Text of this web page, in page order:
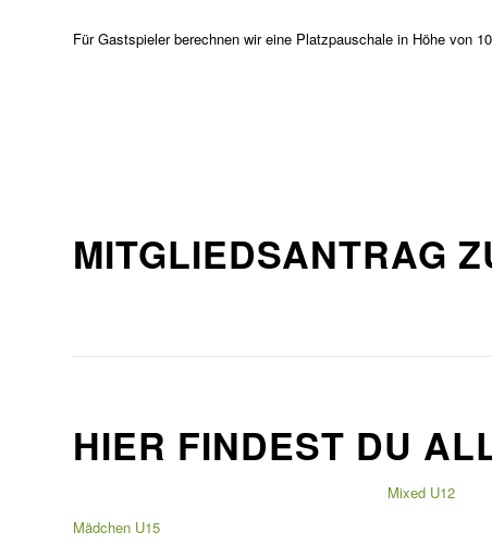
Für Gastspieler berechnen wir eine Platzpauschale in Höhe von
MITGLIEDSANTRAG
HIER FINDEST DU
Mixed U12
Mädchen U15